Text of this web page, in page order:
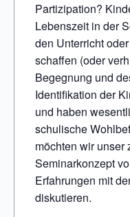
Partizipation?
Lebenszeit in der
den Unterricht
schaffen (oder
Begegnung und
Identifikation der
und haben
schulische
möchten wir unser
Seminarkonzept
Erfahrungen mit
diskutieren.